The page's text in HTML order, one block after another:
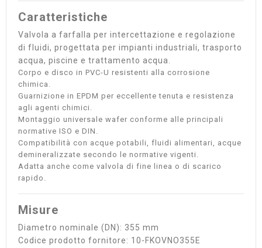
Caratteristiche
Valvola a farfalla per intercettazione e regolazione
di fluidi, progettata per impianti industriali, trasporto
acqua, piscine e trattamento acqua.
Corpo e disco in PVC-U resistenti alla corrosione
chimica.
Guarnizione in EPDM per eccellente tenuta e resistenza
agli agenti chimici.
Montaggio universale wafer conforme alle principali
normative ISO e DIN.
Compatibilità con acque potabili, fluidi alimentari, acque
demineralizzate secondo le normative vigenti.
Adatta anche come valvola di fine linea o di scarico
rapido.
Misure
Diametro nominale (DN): 355 mm
Codice prodotto fornitore: 10-FKOVNO355E